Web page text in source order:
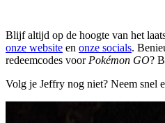
Blijf altijd op de hoogte van het
onze website en onze socials.
redeemcodes voor Pokémon GO?
Volg je Jeffry nog niet? Neem snel